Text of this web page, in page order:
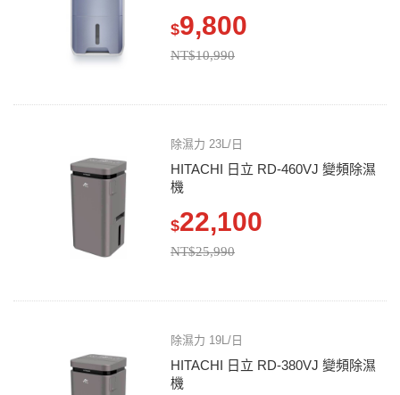
$9,800
NT$10,990
除濕力 23L/日
HITACHI 日立 RD-460VJ 變頻除濕
機
$22,100
NT$25,990
除濕力 19L/日
HITACHI 日立 RD-380VJ 變頻除濕
機